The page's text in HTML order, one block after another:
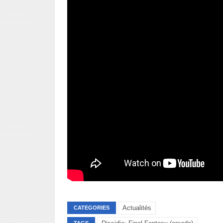
CATEGORIES Actualités